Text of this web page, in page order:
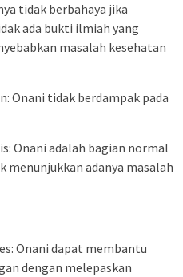
tidak berbahaya jika
ada bukti ilmiah yang
masalah kesehatan
Onani tidak berdampak pada
Onani adalah bagian normal
menunjukkan adanya masalah
Onani dapat membantu
dengan melepaskan